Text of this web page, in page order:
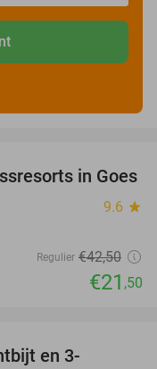
49%
in Goes
9.6 star
Regulier €42,50
€21 ,50
en 3-